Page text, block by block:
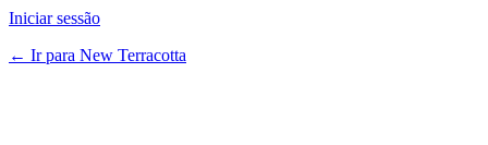
Iniciar sessão
← Ir para New Terracotta